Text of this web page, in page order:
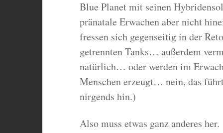
Blue Planet mit seinen
pränatale Erwachen aber nicht
fressen sich gegenseitig in der
getrennten Tanks… außerdem
natürlich… oder werden im
Menschen erzeugt… nein, das
nirgends hin.)
Also muss etwas ganz anderes her.